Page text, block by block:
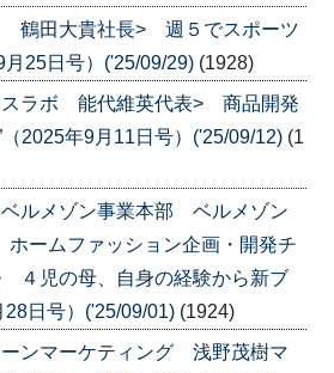
鶴田大貴社長> 週５でスポーツ
25日号）('25/09/29) (1928)
スラボ 能代維英代表> 商品開発
（2025年9月11日号）('25/09/12) (1
ルメゾン事業本部 ベルメゾン
ームファッション企画・開発チ
児の母、自身の経験から新ブ
日号）('25/09/01) (1924)
ンマーケティング 浅野茂樹マ